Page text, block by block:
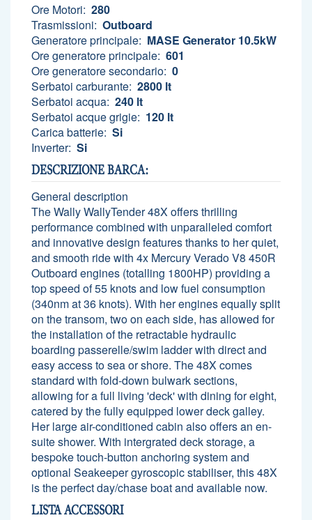
Ore Motori: 280
Trasmissioni: Outboard
Generatore principale: MASE Generator 10.5kW
Ore generatore principale: 601
Ore generatore secondario: 0
Serbatoi carburante: 2800 lt
Serbatoi acqua: 240 lt
Serbatoi acque grigie: 120 lt
Carica batterie: Si
Inverter: Si
DESCRIZIONE BARCA:
General description
The Wally WallyTender 48X offers thrilling
performance combined with unparalleled comfort
and innovative design features thanks to her quiet,
and smooth ride with 4x Mercury Verado V8 450R
Outboard engines (totalling 1800HP) providing a
top speed of 55 knots and low fuel consumption
(340nm at 36 knots). With her engines equally split
on the transom, two on each side, has allowed for
the installation of the retractable hydraulic
boarding passerelle/swim ladder with direct and
easy access to sea or shore. The 48X comes
standard with fold-down bulwark sections,
allowing for a full living 'deck' with dining for eight,
catered by the fully equipped lower deck galley.
Her large air-conditioned cabin also offers an en-
suite shower. With intergrated deck storage, a
bespoke touch-button anchoring system and
optional Seakeeper gyroscopic stabiliser, this 48X
is the perfect day/chase boat and available now.
LISTA ACCESSORI